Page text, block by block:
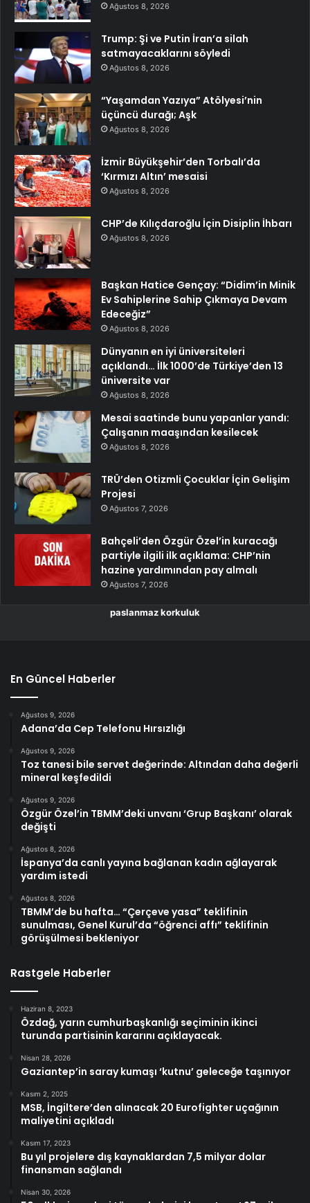
Ağustos 8, 2026
Trump: Şi ve Putin İran’a silah
satmayacaklarını söyledi
Ağustos 8, 2026
“Yaşamdan Yazıya” Atölyesi’nin
üçüncü durağı; Aşk
Ağustos 8, 2026
İzmir Büyükşehir’den Torbalı’da
‘Kırmızı Altın’ mesaisi
Ağustos 8, 2026
CHP’de Kılıçdaroğlu İçin Disiplin İhbarı
Ağustos 8, 2026
Başkan Hatice Gençay: “Didim’in Minik
Ev Sahiplerine Sahip Çıkmaya Devam
Edeceğiz”
Ağustos 8, 2026
Dünyanın en iyi üniversiteleri
açıklandı… İlk 1000’de Türkiye’den 13
üniversite var
Ağustos 8, 2026
Mesai saatinde bunu yapanlar yandı:
Çalışanın maaşından kesilecek
Ağustos 8, 2026
TRÜ’den Otizmli Çocuklar İçin Gelişim
Projesi
Ağustos 7, 2026
Bahçeli’den Özgür Özel’in kuracağı
partiyle ilgili ilk açıklama: CHP’nin
hazine yardımından pay almalı
Ağustos 7, 2026
paslanmaz korkuluk
En Güncel Haberler
Ağustos 9, 2026
Adana’da Cep Telefonu Hırsızlığı
Ağustos 9, 2026
Toz tanesi bile servet değerinde: Altından daha değerli
mineral keşfedildi
Ağustos 9, 2026
Özgür Özel’in TBMM’deki unvanı ‘Grup Başkanı’ olarak
değişti
Ağustos 8, 2026
İspanya’da canlı yayına bağlanan kadın ağlayarak
yardım istedi
Ağustos 8, 2026
TBMM’de bu hafta… “Çerçeve yasa” teklifinin
sunulması, Genel Kurul’da “öğrenci affı” teklifinin
görüşülmesi bekleniyor
Rastgele Haberler
Haziran 8, 2023
Özdağ, yarın cumhurbaşkanlığı seçiminin ikinci
turunda partisinin kararını açıklayacak.
Nisan 28, 2026
Gaziantep’in saray kumaşı ‘kutnu’ geleceğe taşınıyor
Kasım 2, 2025
MSB, İngiltere’den alınacak 20 Eurofighter uçağının
maliyetini açıkladı
Kasım 17, 2023
Bu yıl projelere dış kaynaklardan 7,5 milyar dolar
finansman sağlandı
Nisan 30, 2026